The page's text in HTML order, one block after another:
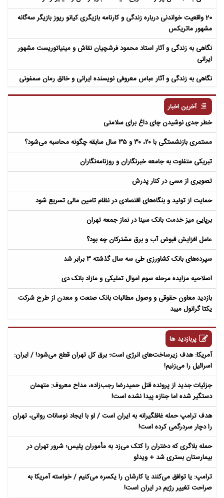
20 واقعیت خواندنی درباره زندگی و کارنامه بازیگری کیانو ریوز بازیگر سه‌گانه
مشهور ماتریکس
نگاهی به زندگی و آثار استاد محمود فرشچیان نقاش و مینیاتوریست مشهور
ایرانی
نگاهی به زندگی و آثار عباس معروفی نویسنده ایرانی و خالق رمان سمفونی
آخرین اخبار
خطر جدی نوشیدن چای داغ برای سلامتی
مستمری بازنشستگی با ۲۰، ۳۰ و ۳۵ سال سابقه چگونه محاسبه می‌شود؟
تبریکی متفاوت به جامعه خبرنگاران و روزنامه‌نگاران
تصویری از مسی در کنار پدرش
حمایت از تولید و بنگاه‌های اقتصادی در نظام تامین مالی تسریع شود
برپایی میز خدمت بانک سینا در نماز جمعه تهران
عامل افزایش قبوض آب و برق مشترکان چه بود؟
سپرده‌های بانک کشاورزی طی سه سال گذشته ۳ برابر شد
اصلاحیه مزایده مرحله سوم اموال تملیکی و مازاد بانک دی
بازدید معاون حقوقی و وصول مطالبات بانک صنعت و معدن از طرح شرکت
یکتا گرانول میبد
پربازدید ها
آمریکا: هدف زیرساخت‌های انرژی است؛ برق کل تهران قطع می‌شود! / ایران:
اسرائیل را می‌زنیم!
جزئیات جدید از پرونده قتل حمیدرضا رجب‌زاده، مداح معروف: متهمان
دستگیر شده اما جنازه پیدا نشده است!
هدف ترامپ حمله غافلگیرانه به ایران است / او با ایجاد نوسانات روانی، تهران
را دچار سردرگمی کرده است!
حمله بلاگری که دختران را کتک می‌زد به مأموران پلیس؛ شرور تهران در
بیمارستان بستری شد + ویدئو
ترامپ: یا توافق می‌کنند یا کارشان را یکسره می‌کنیم / خواسته آمریکا به
صراحت تغییر رژیم در ایران است!